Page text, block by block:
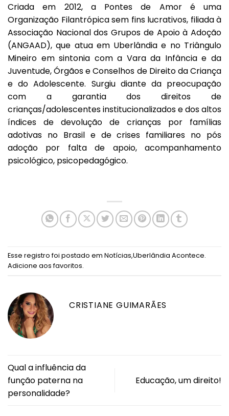
Criada em 2012, a Pontes de Amor é uma
Organização Filantrópica sem fins lucrativos, filiada à
Associação Nacional dos Grupos de Apoio à Adoção
(ANGAAD), que atua em Uberlândia e no Triângulo
Mineiro em sintonia com a Vara da Infância e da
Juventude, Órgãos e Conselhos de Direito da Criança
e do Adolescente. Surgiu diante da preocupação
com a garantia dos direitos de
crianças/adolescentes institucionalizados e dos altos
índices de devolução de crianças por famílias
adotivas no Brasil e de crises familiares no pós
adoção por falta de apoio, acompanhamento
psicológico, psicopedagógico.
Esse registro foi postado em Notícias,Uberlândia Acontece.
Adicione aos favoritos.
CRISTIANE GUIMARÃES
Qual a influência da
função paterna na
personalidade?
Educação, um direito!